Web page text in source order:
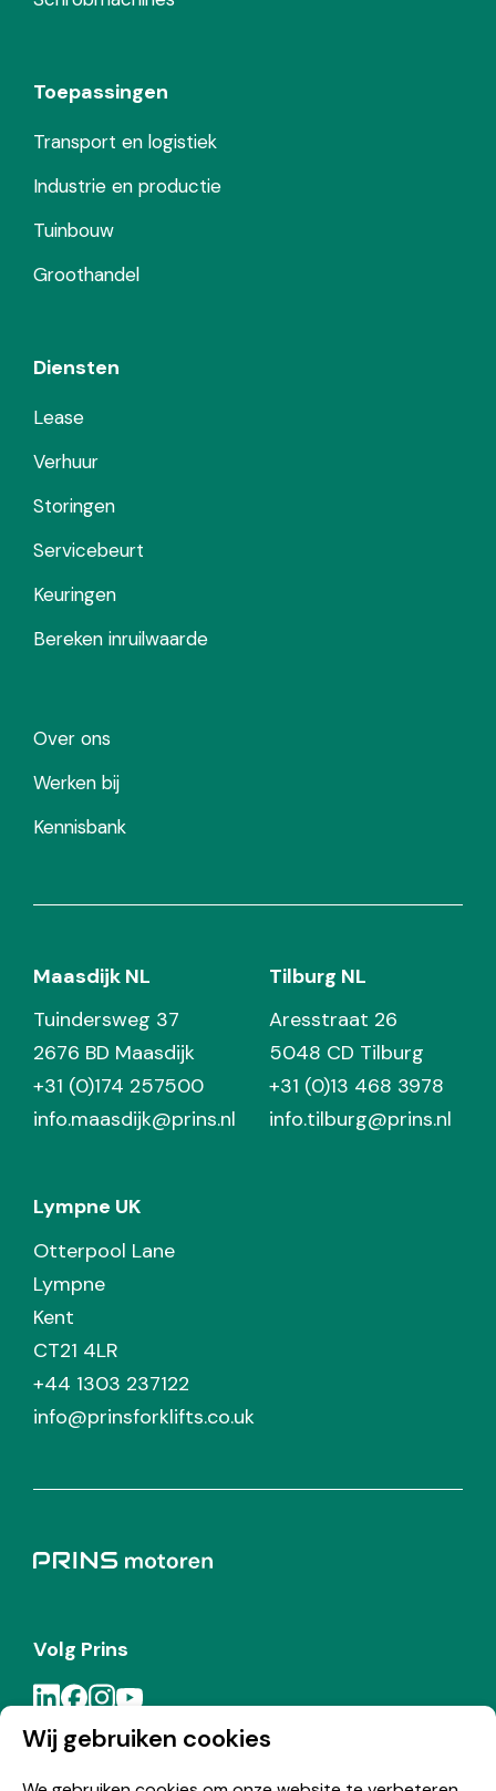
Wij gebruiken cookies
Toepassingen
Transport en logistiek
Industrie en productie
Tuinbouw
Groothandel
Diensten
Lease
Verhuur
Storingen
Servicebeurt
Keuringen
Bereken inruilwaarde
Over ons
Werken bij
Kennisbank
Maasdijk NL
Tuindersweg 37
2676 BD Maasdijk
+31 (0)174 257500
info.maasdijk@prins.nl
Tilburg NL
Aresstraat 26
5048 CD Tilburg
+31 (0)13 468 3978
info.tilburg@prins.nl
Lympne UK
Otterpool Lane
Lympne
Kent
CT21 4LR
+44 1303 237122
info@prinsforklifts.co.uk
Volg Prins
Meld je aan voor de Prins nieuwsbrief